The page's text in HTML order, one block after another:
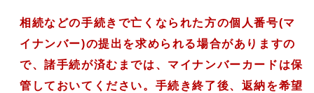
相続などの手続きで亡くなられた方の個人番号(マ
イナンバー)の提出を求められる場合がありますの
で、諸手続が済むまでは、マイナンバーカードは保
管しておいてください。手続き終了後、返納を希望